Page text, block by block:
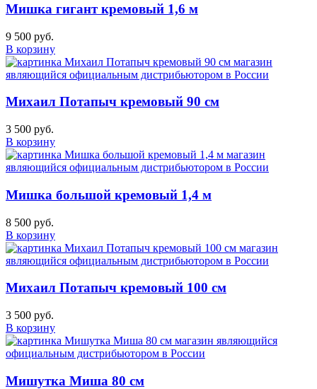
Мишка гигант кремовый 1,6 м
9 500 руб.
В корзину
Михаил Потапыч кремовый 90 см
3 500 руб.
В корзину
Мишка большой кремовый 1,4 м
8 500 руб.
В корзину
Михаил Потапыч кремовый 100 см
3 500 руб.
В корзину
Мишутка Миша 80 см